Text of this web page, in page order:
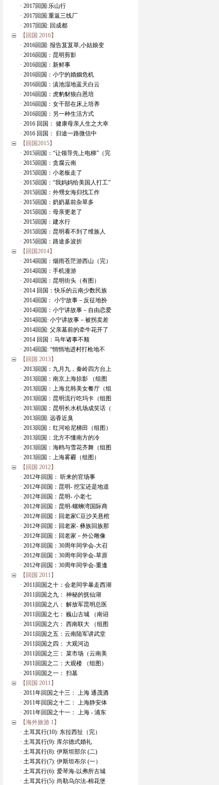
· 2017回国:乐山行
· 2017回国:重返三线厂
· 2017回国: 回成都
【回国 2016】
· 2016回国: 报告芨芨草,小姑娘变
· 2016回国：昆明剪影
· 2016回国：新鲜事
· 2016回国：小宁的婚姻危机
· 2016回国：滇池湿地蓝天白云
· 2016回国：虎豹豺狼白恩培
· 2016回国：女干部在床上培养
· 2016回国：另一种生活方式
· 2016 回国： 健康母亲人生之大幸
· 2016 回国： 归途一路微信中
【回国2015】
· 2015回国：“让领导先上电梯”（完
· 2015回国：贪腐云南
· 2015回国：小老板走了
· 2015回国：“我妈妈给美国人打工”
· 2015回国：外甥女海归找工作
· 2015回国：奶奶墓前杂草多
· 2015回国：母亲更老了
· 2015回国：建水行
· 2015回国：昆明看不到了维族人
· 2015回国：路途多波折
【回国2014】
· 2014回国：烟雨苍茫游西山（完）
· 2014回国：手机漫游
· 2014回国：昆明街头（有图）
· 2014 回国：快乐的云南少数民族
· 2014回国： 小宁故事－反征地扮
· 2014回国：小宁讲故事－自由恋爱
· 2014回国: 小宁讲故事－被拐卖差
· 2014回国: 父亲墓前的牵牛花开了
· 2014 回国：马年诸事不顺
· 2014回国: “悄悄地进村打枪地不
【回国 2013】
· 2013回国：九月九，秦岭四方台上
· 2013回国：南京上海掠影 （组图
· 2013回国：上海北韩美女餐厅（组
· 2013回国：昆明流行吃玛卡（组图
· 2013回国：昆明长水机场成笑话（
· 2013回国: 远香近臭
· 2013回国：红河哈尼梯田（组图）
· 2013回国：北方不懂南方的冷
· 2013回国：海鸥与雪花齐舞（组图
· 2013回国：上海雾霾（组图）
【回国 2012】
· 2012年回国： 听来的官场事
· 2012年回国：昆明- 挖宝还是地道
· 2012年回国：昆明- 小老七
· 2012年回国：昆明-螺蛳湾国际商
· 2012年回国：回老家C豆沙关悬棺
· 2012年回国：回老家- 彝族回族那
· 2012年回国：回老家－外公雕像
· 2012年回国：30周年同学会-大召
· 2012年回国：30周年同学会-草原
· 2012年回国：30周年同学会-重逢
【回国 2011】
· 2011回国之十：会老同学暴走西湖
· 2011回国之九： 神秘的抚仙湖
· 2011回国之八： 解放军昆明总医
· 2011回国之七： 巍山古城 （南诏
· 2011回国之六： 西南联大 （组图
· 2011回国之五：云南陆军讲武堂
· 2011回国之四： 大观河边
· 2011回国之三： 菜市场（云南美
· 2011回国之二：大观楼 （组图）
· 2011回国之一： 扫墓
【回国 2011】
· 2011年回国之十三： 上海 通茂酒
· 2011年回国之十二： 上海静安体
· 2011年回国之十一： 上海 - 浦东
【海外旅游 1】
· 土耳其行(10): 东拉西扯（完）
· 土耳其行(9): 库尔德式婚礼
· 土耳其行(8): 伊斯坦部尔 (二)
· 土耳其行(7): 伊斯坦布尔 (一）
· 土耳其行(6): 爱琴海-以弗所古城
· 土耳其行(5): 尚勒乌尔法-棉花堡